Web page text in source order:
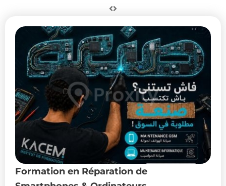
Formation en Réparation de